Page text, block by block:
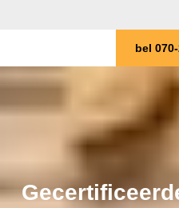
bel